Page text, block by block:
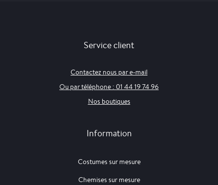
Service client
Contactez nous par e-mail
Ou par téléphone : 01 44 19 74 96
Nos boutiques
Information
Costumes sur mesure
Chemises sur mesure